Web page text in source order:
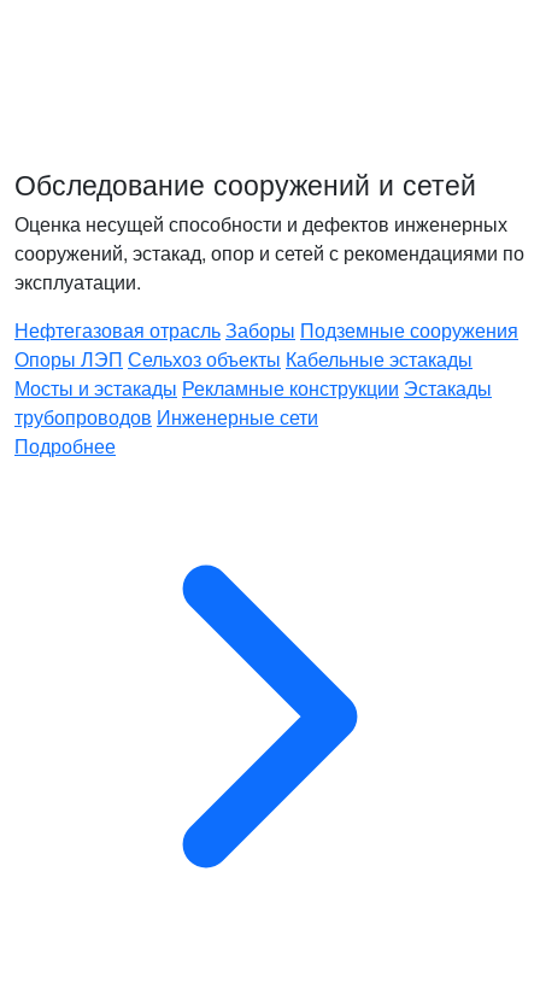
Обследование сооружений и сетей
Оценка несущей способности и дефектов инженерных
сооружений, эстакад, опор и сетей с рекомендациями по
эксплуатации.
Нефтегазовая отрасльЗаборы Подземные сооружения
Опоры ЛЭП Сельхоз объекты Кабельные эстакады
Мосты и эстакады Рекламные конструкции Эстакады
трубопроводов Инженерные сети
Подробнее